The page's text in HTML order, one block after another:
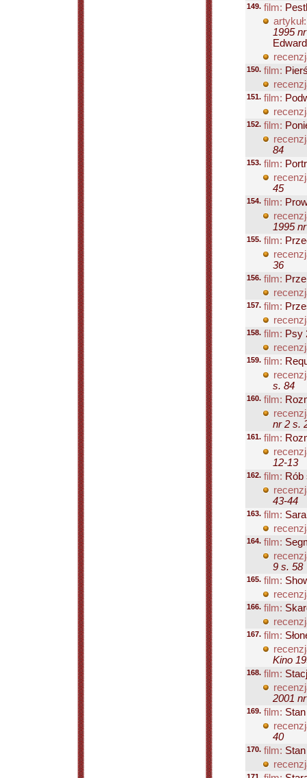
149. film:
artykuł:
1995
150. film:
151. film:
152. film:
84
153. film:
45
154. film:
1995
155. film:
36
156. film:
157. film:
158. film: Psy
159. film:
s. 84
160. film:
nr 2 s.
161. film:
12-13
162. film: Rób
43-44
163. film: Sara
164. film:
9 s. 58
165. film:
166. film:
167. film:
Kino
168. film:
2001
169. film:
40
170. film: